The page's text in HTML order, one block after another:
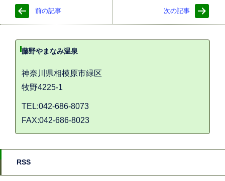
前の記事 次の記事
藤野やまなみ温泉
神奈川県相模原市緑区
牧野4225-1
TEL:042-686-8073
FAX:042-686-8023
RSS